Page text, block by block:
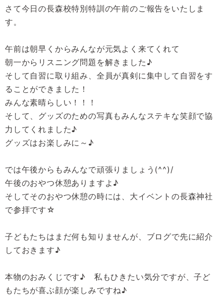
さて今日の長森校特別特訓の午前のご報告をいたしま
す。
午前は朝早くからみんなが元気よく来てくれて
朝一からリスニング問題を解きました♪
そして自習に取り組み、全員が真剣に集中して自習をす
ることができました！
みんな素晴らしい！！！
そして、グッズのための写真もみんなステキな笑顔で協
力してくれました♪
グッズはお楽しみに～♪
では午後からもみんなで頑張りましょう(^^)/
午後のおやつ休憩ありますよ♪
そしてそのおやつ休憩の時には、大イベントの長森神社
で参拝です☆
子どもたちはまだ何も知りませんが、ブログで先に紹介
しておきます♪
本物のおみくじです♪ 私もひきたい気分ですが、子ど
もたちが喜ぶ顔が楽しみですね♪